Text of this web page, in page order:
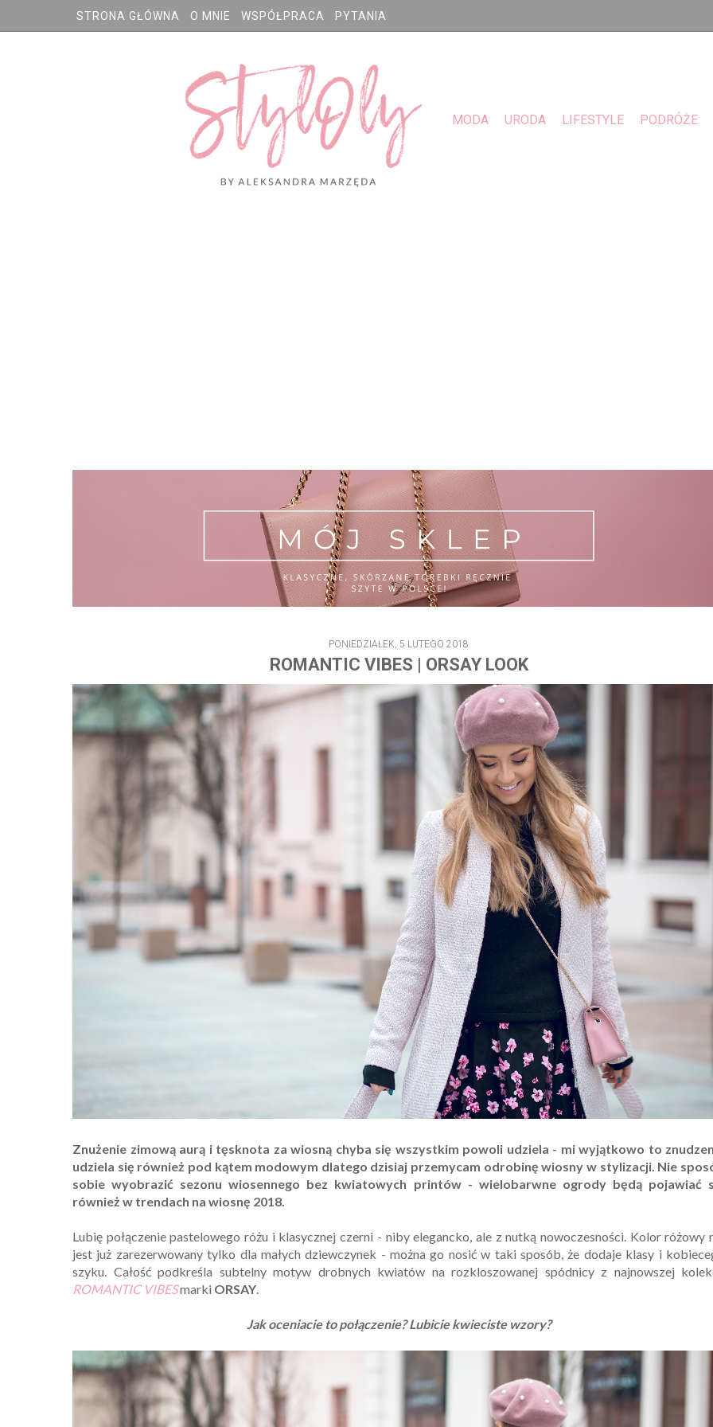
STRONA GŁÓWNA O MNIE WSPÓŁPRACA PYTANIA
MODA URODA LIFESTYLE PODRÓŻE
PONIEDZIAŁEK, 5 LUTEGO 2018
ROMANTIC VIBES | ORSAY LOOK
Znużenie zimową aurą i tęsknota za wiosną chyba się wszystkim powoli udziela - mi wyjątkowo to
udziela się również pod kątem modowym dlatego dzisiaj przemycam odrobinę wiosny w stylizacji. Nie
sobie wyobrazić sezonu wiosennego bez kwiatowych printów - wielobarwne ogrody będą pojawiać
również w trendach na wiosnę 2018.
Lubię połączenie pastelowego różu i klasycznej czerni - niby elegancko, ale z nutką nowoczesności. Kolor różowy
jest już zarezerwowany tylko dla małych dziewczynek - można go nosić w taki sposób, że dodaje klasy i
szyku. Całość podkreśla subtelny motyw drobnych kwiatów na rozkloszowanej spódnicy z najnowszej
ROMANTIC VIBESmarki ORSAY.
Jak oceniacie to połączenie? Lubicie kwieciste wzory?